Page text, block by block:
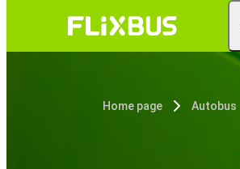
Home page Autobus